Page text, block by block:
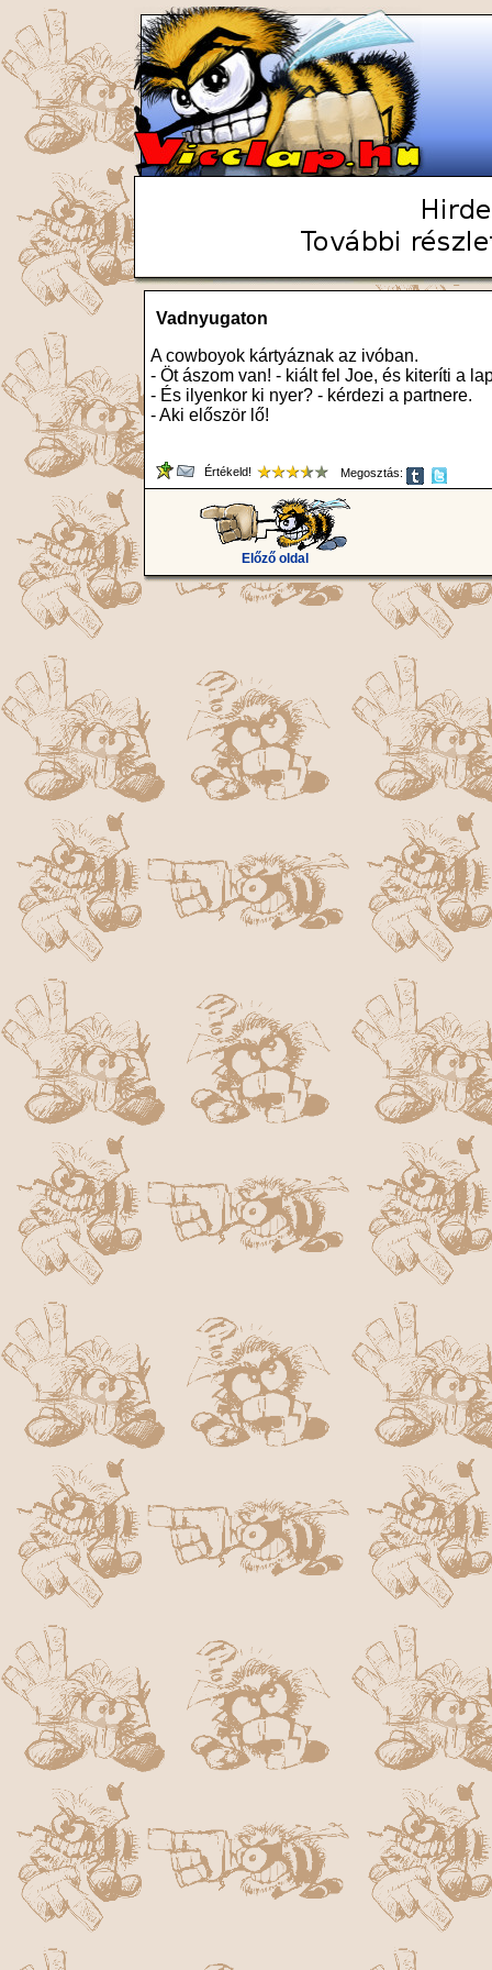
Vadnyugaton
A cowboyok kártyáznak az ivóban.
- Öt ászom van! - kiált fel Joe, és kiteríti a
- És ilyenkor ki nyer? - kérdezi a partnere.
- Aki először lő!
Értékeld! Megosztás:
Előző oldal